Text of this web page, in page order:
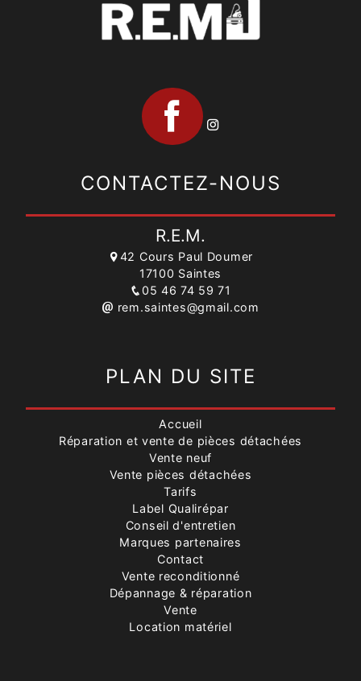
CONTACTEZ-NOUS
R.E.M.
42 Cours Paul Doumer
17100 Saintes
05 46 74 59 71
rem.saintes@gmail.com
PLAN DU SITE
Accueil
Réparation et vente de pièces détachées
Vente neuf
Vente pièces détachées
Tarifs
Label Qualirépar
Conseil d'entretien
Marques partenaires
Contact
Vente reconditionné
Dépannage & réparation
Vente
Location matériel